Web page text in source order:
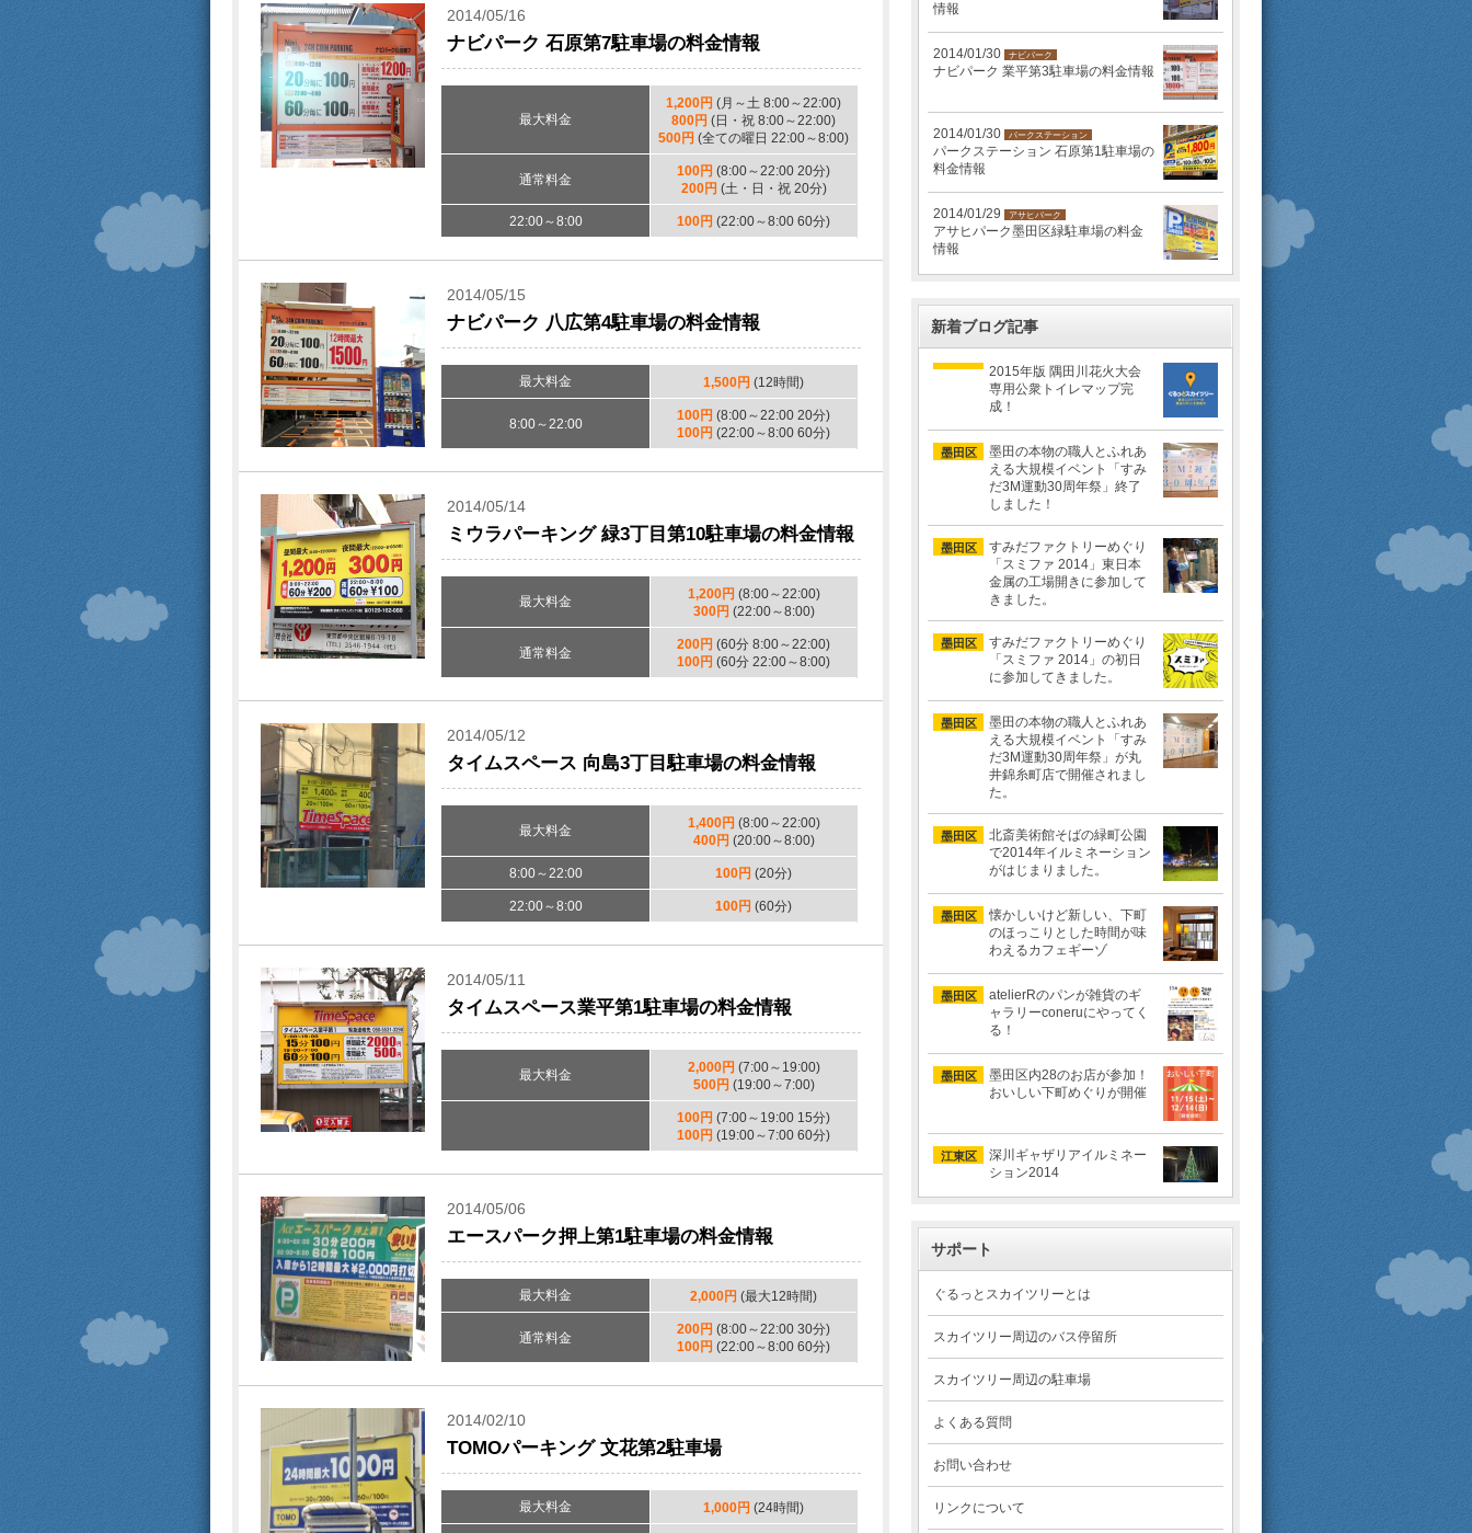
2014/05/16
ナビパーク 石原第7駐車場の料金情報
最大料金
1,200円 (月～土 8:00～22:00)
800円 (日・祝 8:00～22:00)
500円 (全ての曜日 22:00～8:00)
通常料金
100円 (8:00～22:00 20分)
200円 (土・日・祝 20分)
22:00～8:00 100円 (22:00～8:00 60分)
2014/05/15
ナビパーク 八広第4駐車場の料金情報
最大料金 1,500円 (12時間)
8:00～22:00
100円 (8:00～22:00 20分)
100円 (22:00～8:00 60分)
2014/05/14
ミウラパーキング 緑3丁目第10駐車場の料金情報
最大料金 1,200円 (8:00～22:00)
300円 (22:00～8:00)
通常料金
200円 (60分 8:00～22:00)
100円 (60分 22:00～8:00)
2014/05/12
タイムスペース 向島3丁目駐車場の料金情報
最大料金 1,400円 (8:00～22:00)
400円 (20:00～8:00)
8:00～22:00 100円 (20分)
22:00～8:00 100円 (60分)
2014/05/11
タイムスペース業平第1駐車場の料金情報
最大料金 2,000円 (7:00～19:00)
500円 (19:00～7:00)
100円 (7:00～19:00 15分)
100円 (19:00～7:00 60分)
2014/05/06
エースパーク押上第1駐車場の料金情報
最大料金 2,000円 (最大12時間)
通常料金
200円 (8:00～22:00 30分)
100円 (22:00～8:00 60分)
2014/02/10
TOMOパーキング 文花第2駐車場
最大料金 1,000円 (24時間)
情報
2014/01/30 ナビパーク
ナビパーク 業平第3駐車場の料金情報
2014/01/30 パークステーション
パークステーション 石原第1駐車場の
料金情報
2014/01/29 アサヒパーク
アサヒパーク墨田区緑駐車場の料金
情報
新着ブログ記事
2015年版 隅田川花火大会
専用公衆トイレマップ完
成！
墨田区
墨田の本物の職人とふれあ
える大規模イベント「すみ
だ3M運動30周年祭」終了
しました！
墨田区
すみだファクトリーめぐり
「スミファ 2014」東日本
金属の工場開きに参加して
きました。
墨田区
すみだファクトリーめぐり
「スミファ 2014」の初日
に参加してきました。
墨田区
墨田の本物の職人とふれあ
える大規模イベント「すみ
だ3M運動30周年祭」が丸
井錦糸町店で開催されまし
た。
墨田区
北斎美術館そばの緑町公園
で2014年イルミネーション
がはじまりました。
墨田区
懐かしいけど新しい、下町
のほっこりとした時間が味
わえるカフェギーゾ
墨田区
atelierRのパンが雑貨のギ
ャラリーconeruにやってく
る！
墨田区
墨田区内28のお店が参加！
おいしい下町めぐりが開催
江東区
深川ギャザリアイルミネー
ション2014
サポート
ぐるっとスカイツリーとは
スカイツリー周辺のバス停留所
スカイツリー周辺の駐車場
よくある質問
お問い合わせ
リンクについて